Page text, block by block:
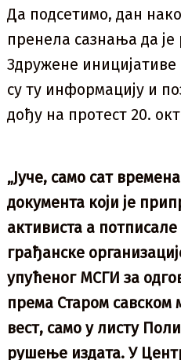
Да подсетимо, дан
пренела сазнања да
Здружене
су ту информацију и
дођу на протест 20.
„Јуче, само сат
документа који је
активиста а
грађанске
упућеног МСГИ за
према Старом савском
вест, само у листу
рушење издата. У